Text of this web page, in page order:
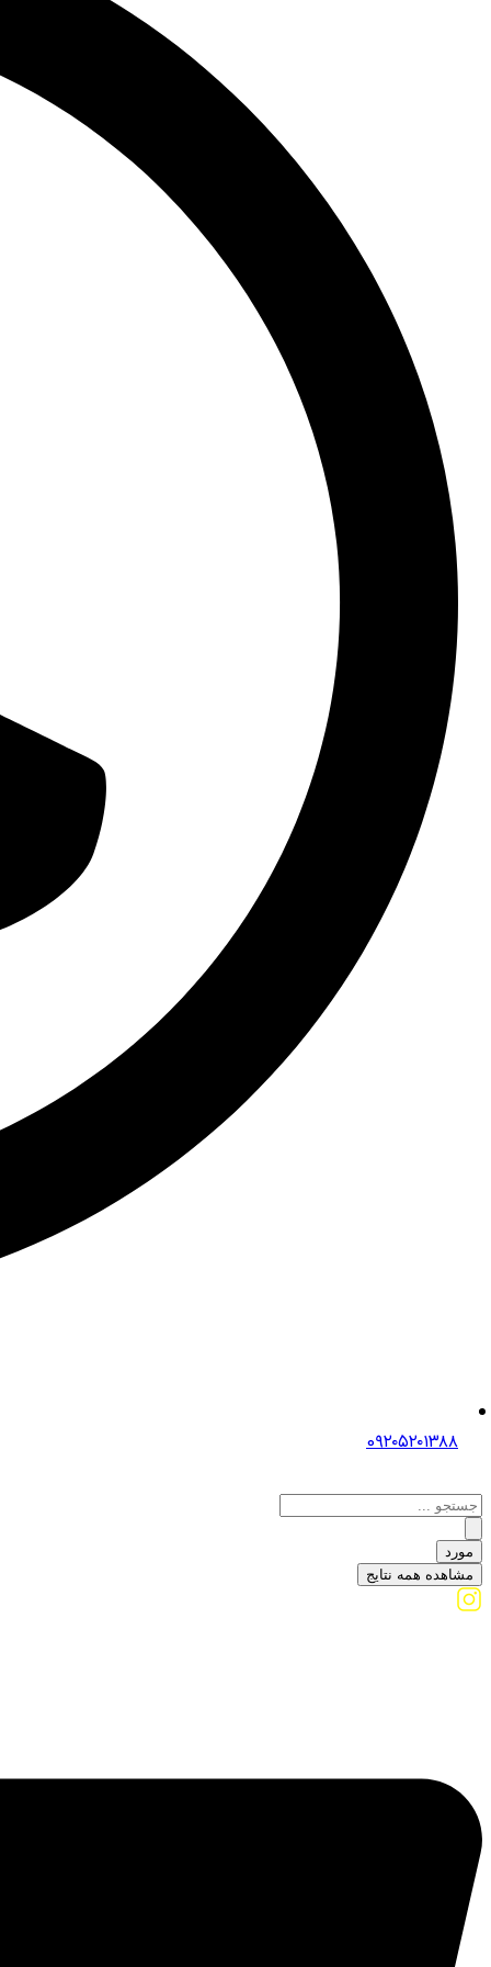
0۹۲۰۵۲۰۱۳۸۸
مورد
مشاهده همه نتایج